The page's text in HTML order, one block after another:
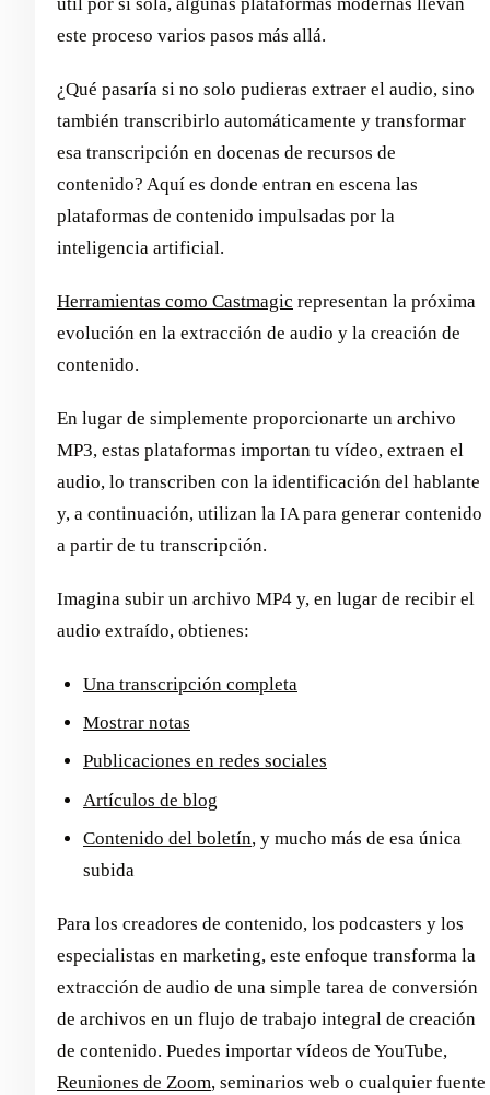
este proceso varios pasos más allá.
¿Qué pasaría si no solo pudieras extraer el audio, sino
también transcribirlo automáticamente y transformar
esa transcripción en docenas de recursos de
contenido? Aquí es donde entran en escena las
plataformas de contenido impulsadas por la
inteligencia artificial.
Herramientas como Castmagic representan la próxima
evolución en la extracción de audio y la creación de
contenido.
En lugar de simplemente proporcionarte un archivo
MP3, estas plataformas importan tu vídeo, extraen el
audio, lo transcriben con la identificación del hablante
y, a continuación, utilizan la IA para generar contenido
a partir de tu transcripción.
Imagina subir un archivo MP4 y, en lugar de recibir el
audio extraído, obtienes:
Una transcripción completa
Mostrar notas
Publicaciones en redes sociales
Artículos de blog
Contenido del boletín, y mucho más de esa única
subida
Para los creadores de contenido, los podcasters y los
especialistas en marketing, este enfoque transforma la
extracción de audio de una simple tarea de conversión
de archivos en un flujo de trabajo integral de creación
de contenido. Puedes importar vídeos de YouTube,
Reuniones de Zoom, seminarios web o cualquier fuente